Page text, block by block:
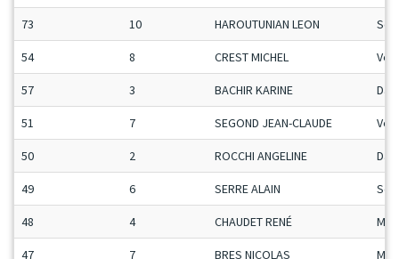
73 10 HAROUTUNIAN LEON
54 8 CREST MICHEL Vet
57 3 BACHIR KARINE
51 7 SEGOND JEAN-CLAUDE Vet
50 2 ROCCHI ANGELINE
49 6 SERRE ALAIN
48 4 CHAUDET RENÉ Mas
47 7 BRES NICOLAS